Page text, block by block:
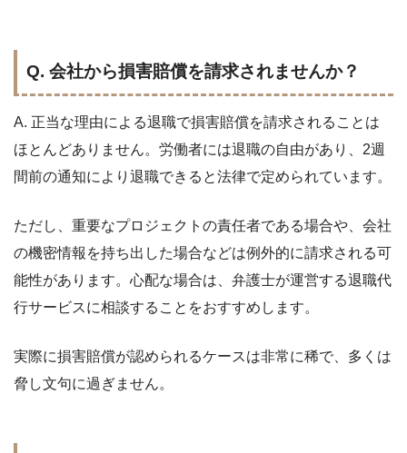
Q. 会社から損害賠償を請求されませんか？
A. 正当な理由による退職で損害賠償を請求されることは
ほとんどありません。労働者には退職の自由があり、2週
間前の通知により退職できると法律で定められています。
ただし、重要なプロジェクトの責任者である場合や、会社
の機密情報を持ち出した場合などは例外的に請求される可
能性があります。心配な場合は、弁護士が運営する退職代
行サービスに相談することをおすすめします。
実際に損害賠償が認められるケースは非常に稀で、多くは
脅し文句に過ぎません。